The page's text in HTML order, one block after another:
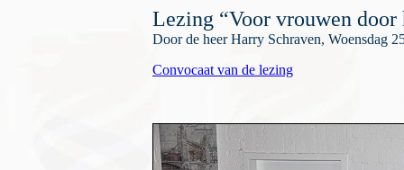
Lezing “Voor vrouwen door
Door de heer Harry Schraven, Woensdag
Convocaat van de lezing